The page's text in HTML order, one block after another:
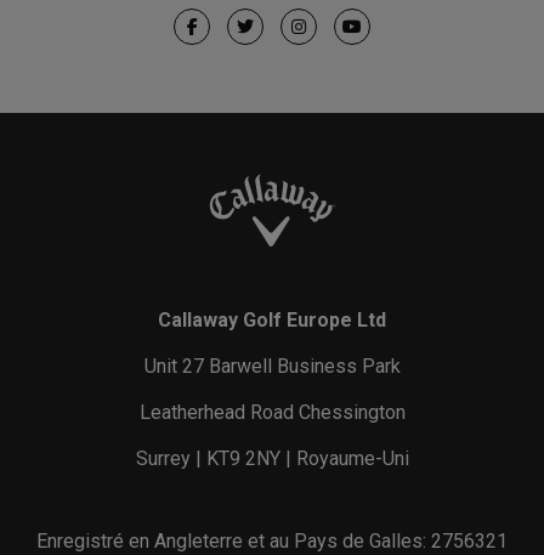
Callaway Golf Europe Ltd
Unit 27 Barwell Business Park
Leatherhead Road Chessington
Surrey | KT9 2NY | Royaume-Uni
Enregistré en Angleterre et au Pays de Galles: 2756321